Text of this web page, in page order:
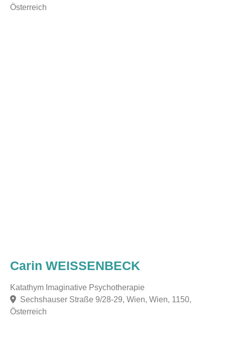
Österreich
Carin WEISSENBECK
Katathym Imaginative Psychotherapie
Sechshauser Straße 9/28-29, Wien, Wien, 1150,
Österreich